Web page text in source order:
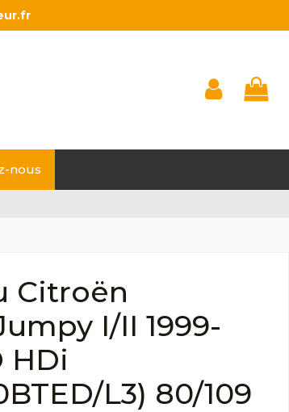
nous
Citroën
I/II 1999-
HDi
L3) 80/109